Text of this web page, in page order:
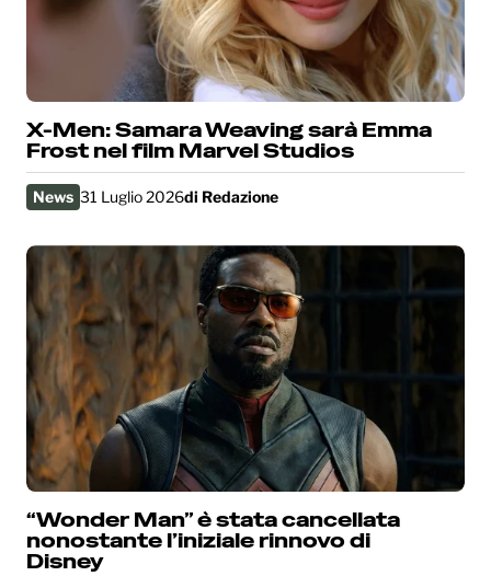
X-Men: Samara Weaving sarà Emma
Frost nel film Marvel Studios
News 31 Luglio 2026di Redazione
“Wonder Man” è stata cancellata
nonostante l’iniziale rinnovo di
Disney